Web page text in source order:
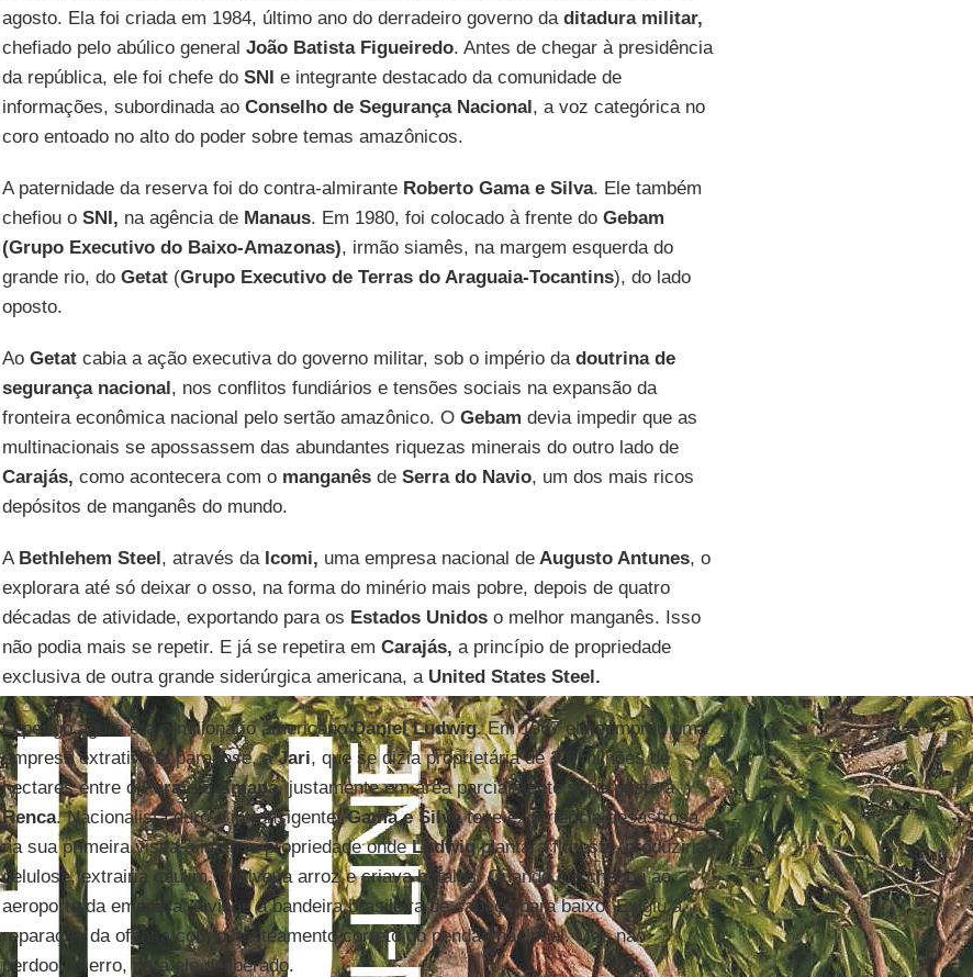
agosto. Ela foi criada em 1984, último ano do derradeiro governo da ditadura militar,
chefiado pelo abúlico general João Batista Figueiredo. Antes de chegar à presidência
da república, ele foi chefe do SNI e integrante destacado da comunidade de
informações, subordinada ao Conselho de Segurança Nacional, a voz categórica no
coro entoado no alto do poder sobre temas amazônicos.
A paternidade da reserva foi do contra-almirante Roberto Gama e Silva. Ele também
chefiou o SNI, na agência de Manaus. Em 1980, foi colocado à frente do Gebam
(Grupo Executivo do Baixo-Amazonas), irmão siamês, na margem esquerda do
grande rio, do Getat(Grupo Executivo de Terras do Araguaia-Tocantins), do lado
oposto.
Ao Getatcabia a ação executiva do governo militar, sob o império dadoutrina de
segurança nacional, nos conflitos fundiários e tensões sociais na expansão da
fronteira econômica nacional pelo sertão amazônico. O Gebam devia impedir que as
multinacionais se apossassem das abundantes riquezas minerais do outro lado de
Carajás, como acontecera com o manganêsde Serra do Navio, um dos mais ricos
depósitos de manganês do mundo.
A Bethlehem Steel, através da Icomi, uma empresa nacional deAugusto Antunes, o
explorara até só deixar o osso, na forma do minério mais pobre, depois de quatro
décadas de atividade, exportando para os Estados Unidoso melhor manganês. Isso
não podia mais se repetir. E já se repetira em Carajás, a princípio de propriedade
exclusiva de outra grande siderúrgica americana, a United States Steel.
O perigo agora era o milionário americanoDaniel Ludwig. Em 1967 ele comprou uma
empresa extrativista paraense, aJari, que se dizia proprietária de 3,6 milhões de
hectares entre oParáe oAmapá, justamente em área parcialmente superposta à
Renca. Nacionalista duro e intransigente,Gama e Silvateve experiência desastrosa
na sua primeira visita à imensa propriedade ondeLudwigplantara floresta, produziria
celulose, extrairia caulim,cultivava arroz e criava búfalos. Quando ele chegou ao
aeroporto da empresa, divisou a bandeira brasileira de cabeça para baixo. Exigiu a
reparação da ofensa com o hasteamento correto do pendão nacional. Mas não
perdoou o erro, para ele deliberado.